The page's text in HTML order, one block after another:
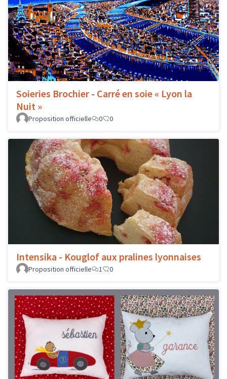
Soieries Brochier - Carré en soie « Lyon la
Nuit »
Proposition officielle 0 0
Intensika - Kouglof aux pralines lyonnaises
Proposition officielle 1 0